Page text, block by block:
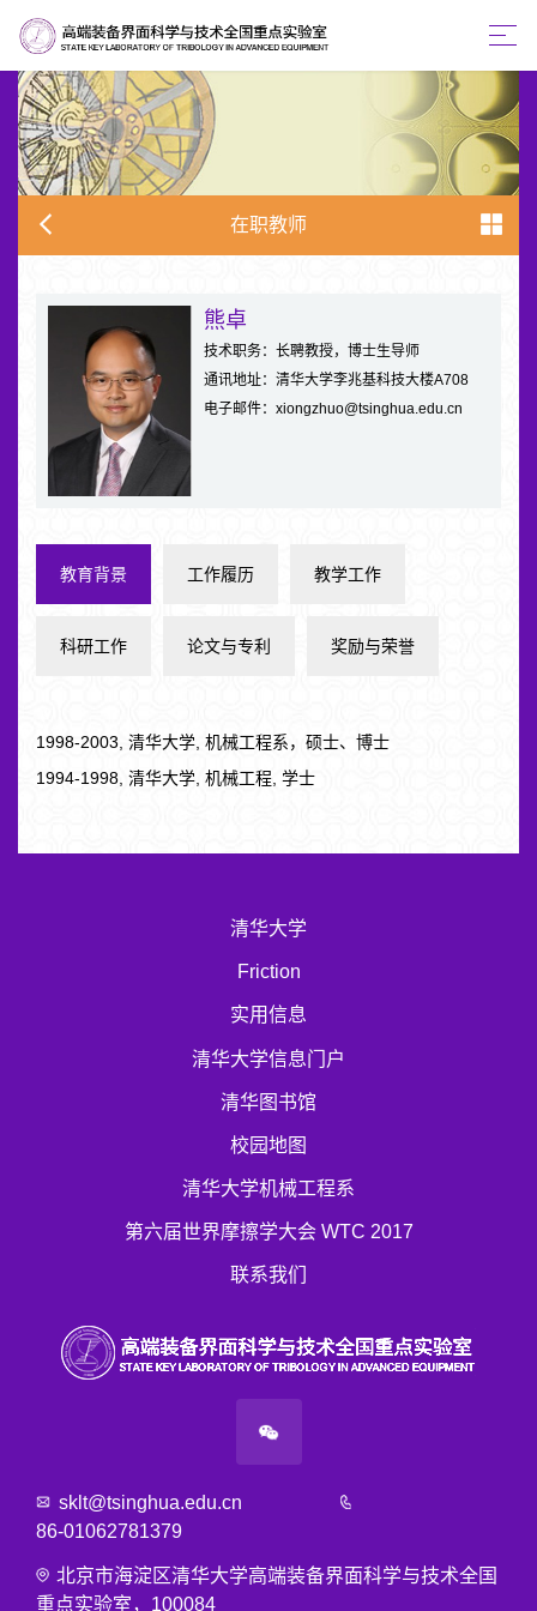
在职教师
熊卓
技术职务：长聘教授，博士生导师
通讯地址：清华大学李兆基科技大楼A708
电子邮件：xiongzhuo@tsinghua.edu.cn
教育背景 工作履历 教学工作
科研工作 论文与专利 奖励与荣誉
1998-2003, 清华大学, 机械工程系，硕士、博士
1994-1998, 清华大学, 机械工程, 学士
清华大学
Friction
实用信息
清华大学信息门户
清华图书馆
校园地图
清华大学机械工程系
第六届世界摩擦学大会 WTC 2017
联系我们
sklt@tsinghua.edu.cn
86-01062781379
北京市海淀区清华大学高端装备界面科学与技术全国
重点实验室，100084